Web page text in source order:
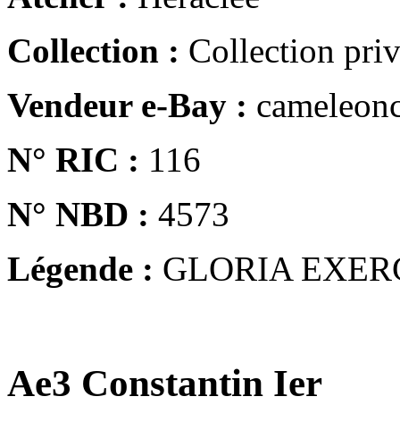
Collection : Collection
Vendeur e-Bay :
N° RIC : 116
N° NBD : 4573
Légende : GLORIA
Ae3 Constantin Ier